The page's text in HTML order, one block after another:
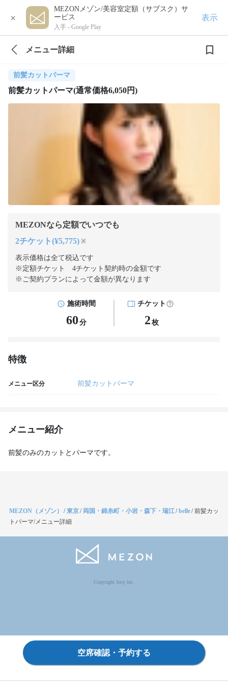
×
MEZONメゾン/美容室定額（サブスク）サ
ービス
入手 - Google Play
表示
メニュー詳細
前髪カットパーマ
前髪カットパーマ(通常価格6,050円)
MEZONなら定額でいつでも
2チケット(¥5,775) ※
表示価格は全て税込です
※定額チケット 4チケット契約時の金額です
※ご契約プランによって金額が異なります
施術時間
60 分
チケット
2 枚
特徴
メニュー区分 前髪カットパーマ
メニュー紹介
前髪のみのカットとパーマです。
MEZON（メゾン） /東京/ 両国・錦糸町・小岩・森下・瑞江/belle/前髪カッ
トパーマ/メニュー詳細
Copyright Jocy inc.
空席確認・予約する